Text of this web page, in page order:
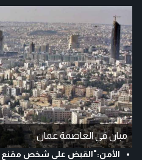
مبان في العاصمة عمان
الأمن:"القبض على شخص مقنع